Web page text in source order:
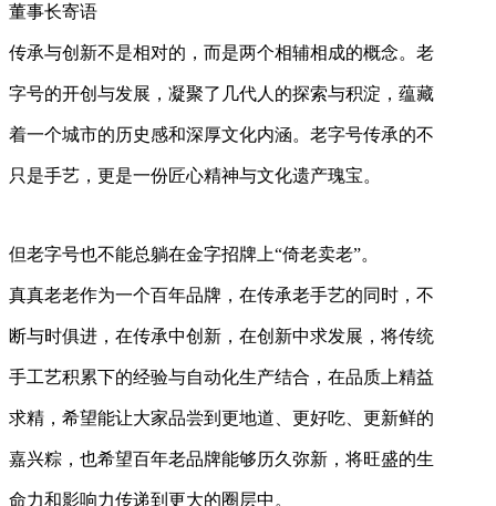
董事长寄语
传承与创新不是相对的，而是两个相辅相成的概念。老
字号的开创与发展，凝聚了几代人的探索与积淀，蕴藏
着一个城市的历史感和深厚文化内涵。老字号传承的不
只是手艺，更是一份匠心精神与文化遗产瑰宝。
但老字号也不能总躺在金字招牌上“倚老卖老”。
真真老老作为一个百年品牌，在传承老手艺的同时，不
断与时俱进，在传承中创新，在创新中求发展，将传统
手工艺积累下的经验与自动化生产结合，在品质上精益
求精，希望能让大家品尝到更地道、更好吃、更新鲜的
嘉兴粽，也希望百年老品牌能够历久弥新，将旺盛的生
命力和影响力传递到更大的圈层中。